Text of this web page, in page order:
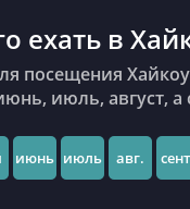
ехать в
июль, август,
июнь июль авг.